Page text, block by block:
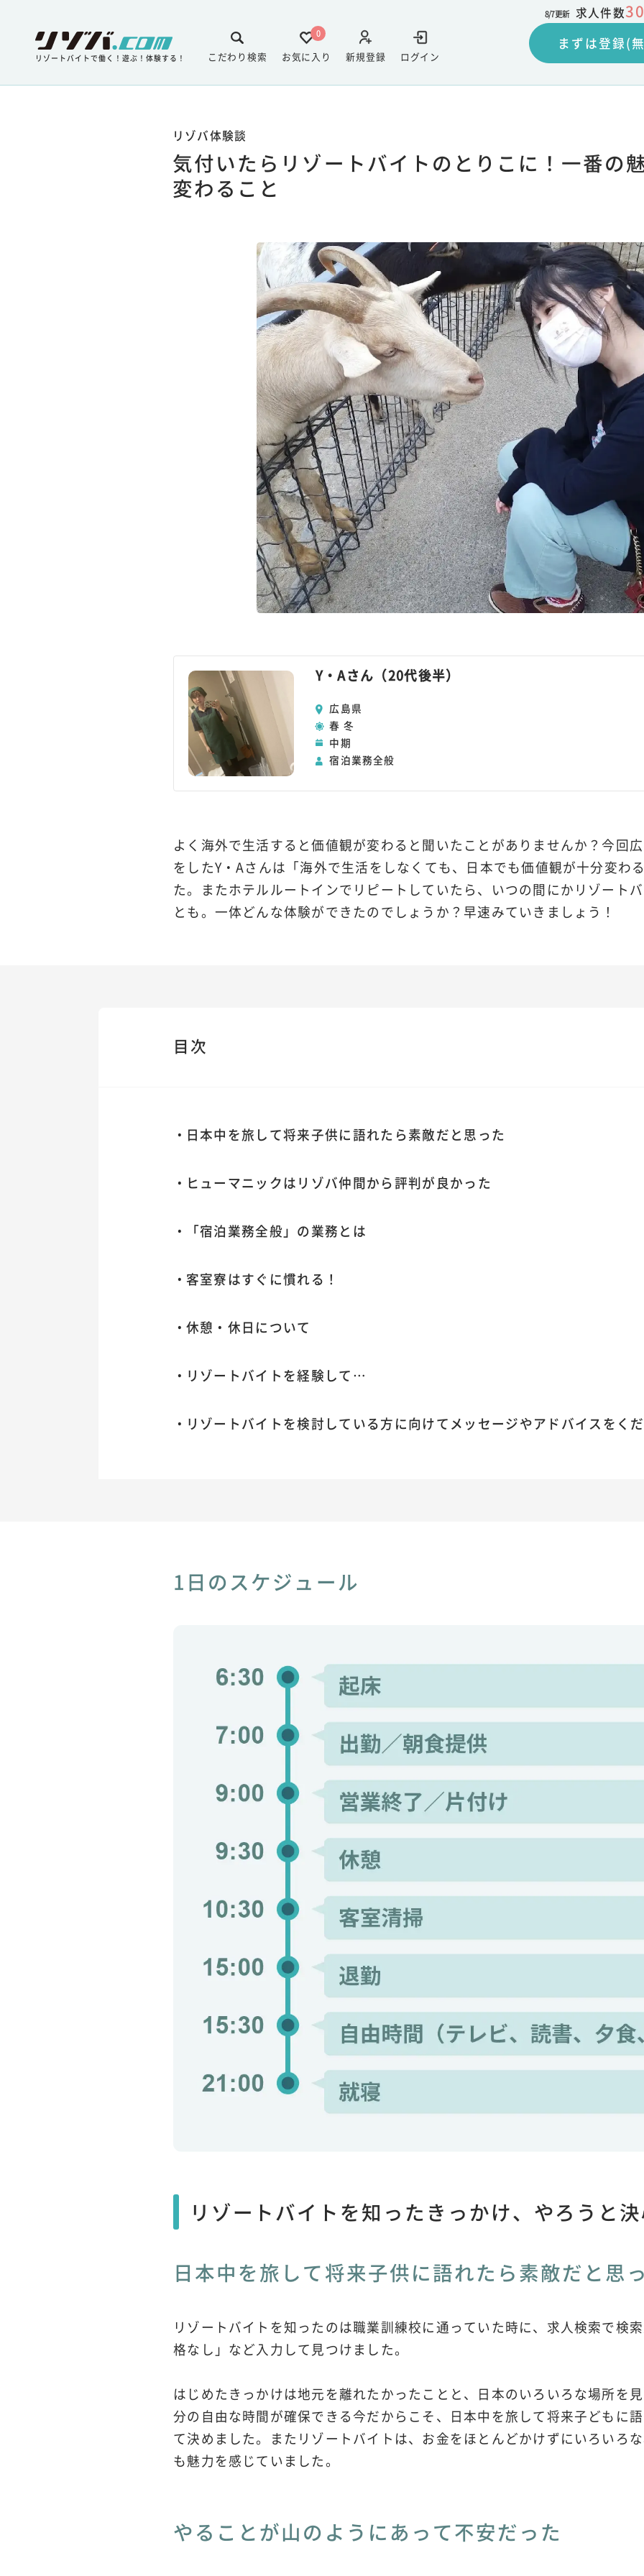
リゾートバイトで働く！遊ぶ！体験する！ ログイン
新規登録
0
お気に入り
こだわり検索
8/7更新 求人件数
まずは登録(
リゾバ体験談
気付いたらリゾートバイトのとりこに！一番の
変わること
Y・Aさん（20代後半）
広島県
春 冬
中期
宿泊業務全般
よく海外で生活すると価値観が変わると聞いたことがありませんか？今回
をしたY・Aさんは「海外で生活をしなくても、日本でも価値観が十分変わ
た。またホテルルートインでリピートしていたら、いつの間にかリゾート
とも。一体どんな体験ができたのでしょうか？早速みていきましょう！
目次
日本中を旅して将来子供に語れたら素敵だと思った
ヒューマニックはリゾバ仲間から評判が良かった
「宿泊業務全般」の業務とは
客室寮はすぐに慣れる！
休憩・休日について
リゾートバイトを経験して…
リゾートバイトを検討している方に向けてメッセージやアドバイスをく
1日のスケジュール
リゾートバイトを知ったきっかけ、やろうと
日本中を旅して将来子供に語れたら素敵だと思
リゾートバイトを知ったのは職業訓練校に通っていた時に、求人検索で検
格なし」など入力して見つけました。
はじめたきっかけは地元を離れたかったことと、日本のいろいろな場所を
分の自由な時間が確保できる今だからこそ、日本中を旅して将来子どもに
て決めました。またリゾートバイトは、お金をほとんどかけずにいろいろ
も魅力を感じていました。
やることが山のようにあって不安だった